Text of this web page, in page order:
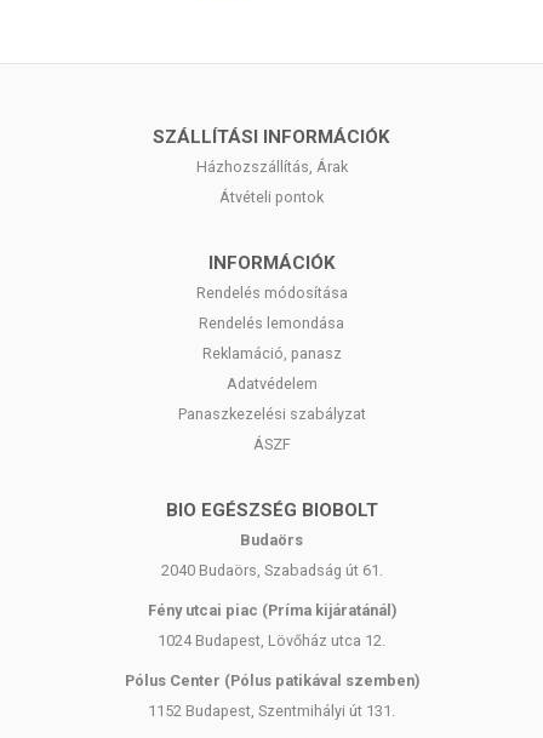
SZÁLLÍTÁSI INFORMÁCIÓK
Házhozszállítás, Árak
Átvételi pontok
INFORMÁCIÓK
Rendelés módosítása
Rendelés lemondása
Reklamáció, panasz
Adatvédelem
Panaszkezelési szabályzat
ÁSZF
BIO EGÉSZSÉG BIOBOLT
Budaörs
2040 Budaörs, Szabadság út 61.
Fény utcai piac (Príma kijáratánál)
1024 Budapest, Lövőház utca 12.
Pólus Center (Pólus patikával szemben)
1152 Budapest, Szentmihályi út 131.